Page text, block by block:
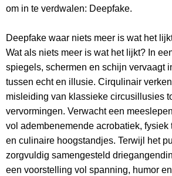
om in te verdwalen: Deepfake.
Deepfake waar niets meer is wat het
Wat als niets meer is wat het lijkt? In
spiegels, schermen en schijn vervaagt
tussen echt en illusie. Cirqulinair
misleiding van klassieke circusillusies
vervormingen. Verwacht een
vol adembenemende acrobatiek, fysiek
en culinaire hoogstandjes. Terwijl het
zorgvuldig samengesteld
een voorstelling vol spanning, humor